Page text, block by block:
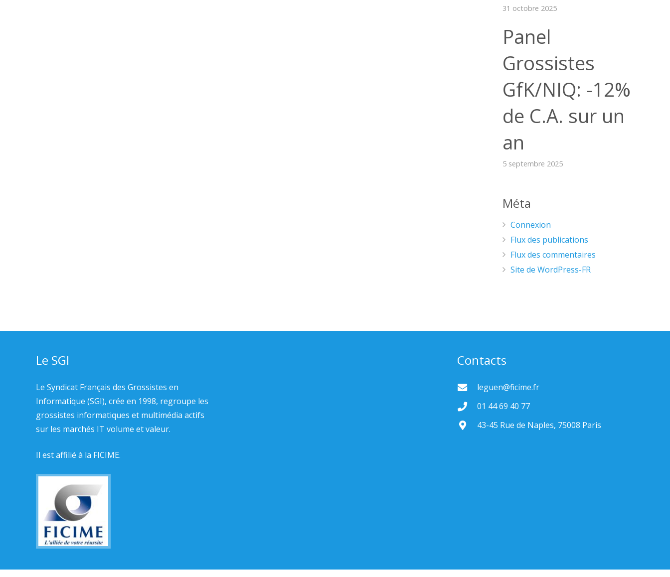
31 octobre 2025
Panel
Grossistes
GfK/NIQ: -12%
de C.A. sur un
an
5 septembre 2025
Méta
Connexion
Flux des publications
Flux des commentaires
Site de WordPress-FR
Le SGI
Le Syndicat Français des Grossistes en
Informatique (SGI), crée en 1998, regroupe les
grossistes informatiques et multimédia actifs
sur les marchés IT volume et valeur.
Il est affilié à la FICIME.
Contacts
leguen@ficime.fr
01 44 69 40 77
43-45 Rue de Naples, 75008 Paris